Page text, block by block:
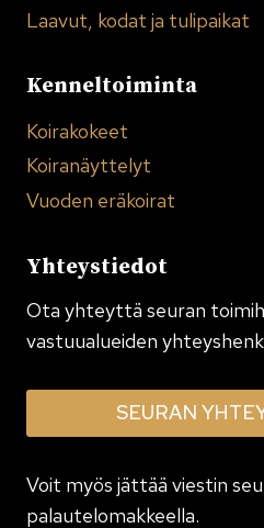
Laavut, kodat ja tulipaikat
Kenneltoiminta
Koirakokeet
Koiranäyttelyt
Vuoden eräkoirat
Yhteystiedot
Ota yhteyttä seuran
vastuualueiden
SEURAN
Voit myös jättää viestin
palautelomakkeella.